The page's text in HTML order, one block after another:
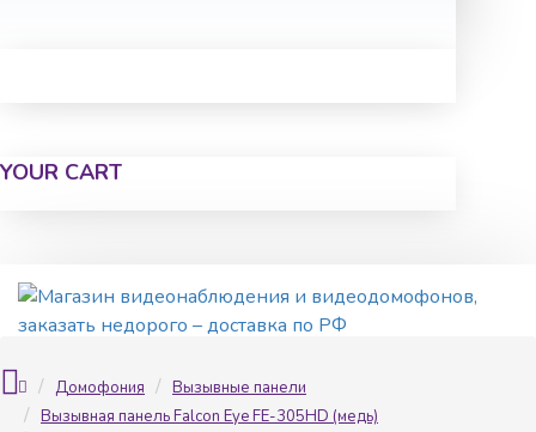
YOUR CART
Домофония
Вызывные панели
Вызывная панель Falcon Eye FE-305HD (медь)